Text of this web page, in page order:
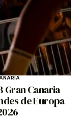
Gran Canaria
de Europa